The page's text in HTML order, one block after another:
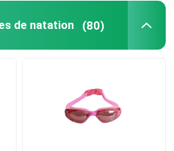
de brouillard
de natation (80)